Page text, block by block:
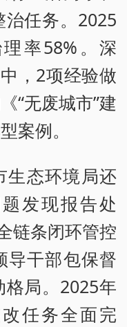
任务。2025
率58%。深
，2项经验做
“无废城市”建
案例。
生态环境局还
发现报告处
链条闭环管控
导干部包保督
局。2025年
任务全面完